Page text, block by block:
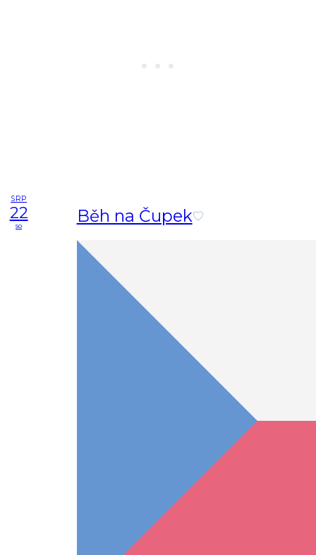
SRP
22
so Běh na Čupek